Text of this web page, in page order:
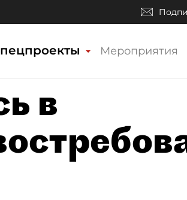
Мероприятия
в